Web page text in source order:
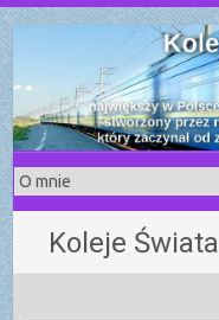
S
k
i
p
t
o
c
o
n
t
e
Koleje Świata